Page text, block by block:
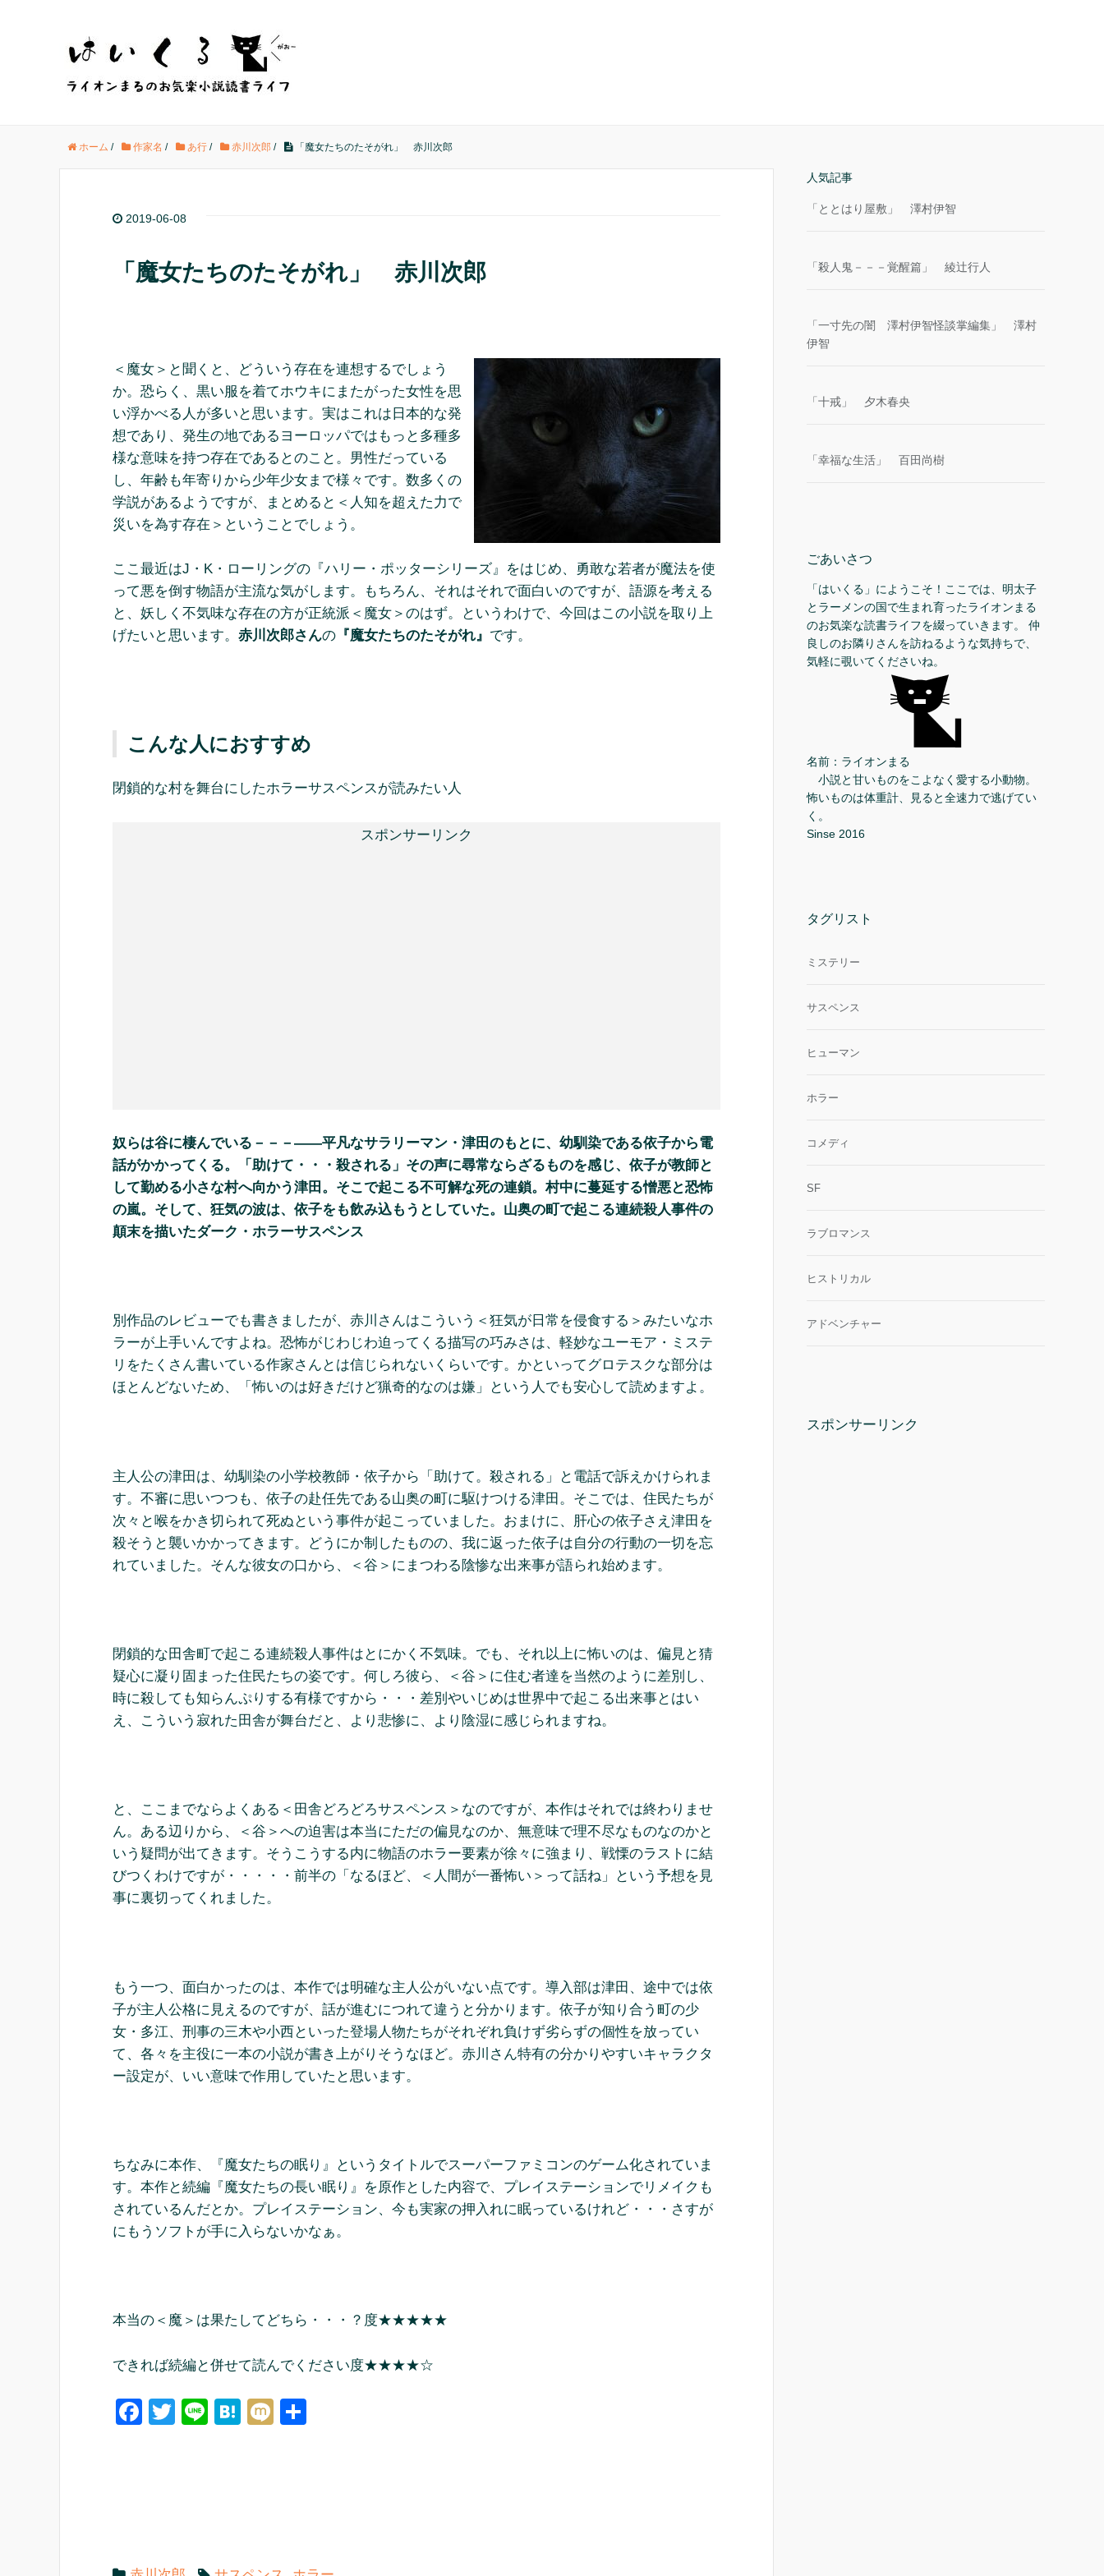
ホーム / 作家名 / あ行 / 赤川次郎 / 「魔女たちのたそがれ」 赤川次郎
2019-06-08
「魔女たちのたそがれ」 赤川次郎
＜魔女＞と聞くと、どういう存在を連想するでしょう
か。恐らく、黒い服を着てホウキにまたがった女性を思
い浮かべる人が多いと思います。実はこれは日本的な発
想であり、発生の地であるヨーロッパではもっと多種多
様な意味を持つ存在であるとのこと。男性だっている
し、年齢も年寄りから少年少女まで様々です。数多くの
学説があるようですが、まとめると＜人知を超えた力で
災いを為す存在＞ということでしょう。
ここ最近はJ・K・ローリングの『ハリー・ポッターシリーズ』をはじめ、勇敢な若者が魔法を使
って悪を倒す物語が主流な気がします。もちろん、それはそれで面白いのですが、語源を考える
と、妖しく不気味な存在の方が正統派＜魔女＞のはず。というわけで、今回はこの小説を取り上
げたいと思います。 赤川次郎さんの 『魔女たちのたそがれ』 です。
こんな人におすすめ
閉鎖的な村を舞台にしたホラーサスペンスが読みたい人
スポンサーリンク
奴らは谷に棲んでいる－－－――平凡なサラリーマン・津田のもとに、幼馴染である依子から電
話がかかってくる。「助けて・・・殺される」その声に尋常ならざるものを感じ、依子が教師と
して勤める小さな村へ向かう津田。そこで起こる不可解な死の連鎖。村中に蔓延する憎悪と恐怖
の嵐。そして、狂気の波は、依子をも飲み込もうとしていた。山奥の町で起こる連続殺人事件の
顛末を描いたダーク・ホラーサスペンス
別作品のレビューでも書きましたが、赤川さんはこういう＜狂気が日常を侵食する＞みたいなホ
ラーが上手いんですよね。恐怖がじわじわ迫ってくる描写の巧みさは、軽妙なユーモア・ミステ
リをたくさん書いている作家さんとは信じられないくらいです。かといってグロテスクな部分は
ほとんどないため、「怖いのは好きだけど猟奇的なのは嫌」という人でも安心して読めますよ。
主人公の津田は、幼馴染の小学校教師・依子から「助けて。殺される」と電話で訴えかけられま
す。不審に思いつつも、依子の赴任先である山奥の町に駆けつける津田。そこでは、住民たちが
次々と喉をかき切られて死ぬという事件が起こっていました。おまけに、肝心の依子さえ津田を
殺そうと襲いかかってきます。どうにか制したものの、我に返った依子は自分の行動の一切を忘
れていました。そんな彼女の口から、＜谷＞にまつわる陰惨な出来事が語られ始めます。
閉鎖的な田舎町で起こる連続殺人事件はとにかく不気味。でも、それ以上に怖いのは、偏見と猜
疑心に凝り固まった住民たちの姿です。何しろ彼ら、＜谷＞に住む者達を当然のように差別し、
時に殺しても知らんぷりする有様ですから・・・差別やいじめは世界中で起こる出来事とはい
え、こういう寂れた田舎が舞台だと、より悲惨に、より陰湿に感じられますね。
と、ここまでならよくある＜田舎どろどろサスペンス＞なのですが、本作はそれでは終わりませ
ん。ある辺りから、＜谷＞への迫害は本当にただの偏見なのか、無意味で理不尽なものなのかと
いう疑問が出てきます。そうこうする内に物語のホラー要素が徐々に強まり、戦慄のラストに結
びつくわけですが・・・・・前半の「なるほど、＜人間が一番怖い＞って話ね」という予想を見
事に裏切ってくれました。
もう一つ、面白かったのは、本作では明確な主人公がいない点です。導入部は津田、途中では依
子が主人公格に見えるのですが、話が進むにつれて違うと分かります。依子が知り合う町の少
女・多江、刑事の三木や小西といった登場人物たちがそれぞれ負けず劣らずの個性を放ってい
て、各々を主役に一本の小説が書き上がりそうなほど。赤川さん特有の分かりやすいキャラクタ
ー設定が、いい意味で作用していたと思います。
ちなみに本作、『魔女たちの眠り』というタイトルでスーパーファミコンのゲーム化されていま
す。本作と続編『魔女たちの長い眠り』を原作とした内容で、プレイステーションでリメイクも
されているんだとか。プレイステーション、今も実家の押入れに眠っているけれど・・・さすが
にもうソフトが手に入らないかなぁ。
本当の＜魔＞は果たしてどちら・・・？度★★★★★
できれば続編と併せて読んでください度★★★★☆
F
o
T
Li
H
M
人気記事
「ととはり屋敷」 澤村伊智
「殺人鬼－－－覚醒篇」 綾辻行人
「一寸先の闇 澤村伊智怪談掌編集」 澤村
伊智
「十戒」 夕木春央
「幸福な生活」 百田尚樹
ごあいさつ
「はいくる」にようこそ！ここでは、明太子
とラーメンの国で生まれ育ったライオンまる
のお気楽な読書ライフを綴っていきます。 仲
良しのお隣りさんを訪ねるような気持ちで、
気軽に覗いてくださいね。
名前：ライオンまる
小説と甘いものをこよなく愛する小動物。
怖いものは体重計、見ると全速力で逃げてい
く。
Sinse 2016
タグリスト
ミステリー
サスペンス
ヒューマン
ホラー
コメディ
SF
ラブロマンス
ヒストリカル
アドベンチャー
スポンサーリンク